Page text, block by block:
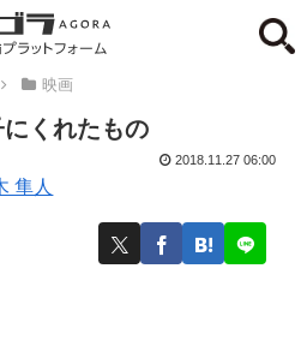
映画
くれたもの
隼人
2018.11.27 06:00